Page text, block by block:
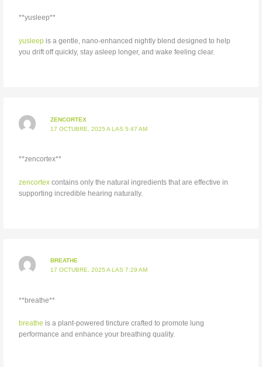
** yusleep**
yusleepis a gentle, nano-enhanced nightly blend designed to help
you drift off quickly, stay asleep longer, and wake feeling clear.
ZENCORTEX
17 OCTUBRE, 2025 A LAS 5:47 AM
**zencortex**
zencortexcontains only the natural ingredients that are effective in
supporting incredible hearing naturally.
BREATHE
17 OCTUBRE, 2025 A LAS 7:29 AM
**breathe**
breathe is a plant-powered tincture crafted to promote lung
performance and enhance your breathing quality.